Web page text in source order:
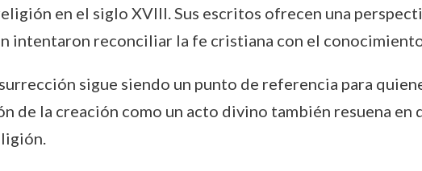
en el siglo XVIII. Sus escritos ofrecen una
intentaron reconciliar la fe cristiana con el
sigue siendo un punto de referencia para
de la creación como un acto divino también resuena en